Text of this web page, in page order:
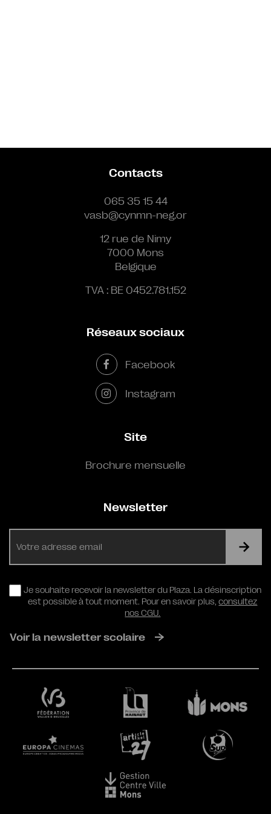
Contacts
065 35 15 44
vasb@cynmn-neg.or
12 rue de Nimy
7000 Mons
Belgique
TVA : BE 0452.781.152
Réseaux sociaux
Facebook
Instagram
Site
Brochure mensuelle
Newsletter
RGPD
Je souhaite recevoir la newsletter du Plaza. La désinscription
est possible à tout moment. Pour en savoir plus,consultez
nos CGU.
Voir la newsletter scolaire